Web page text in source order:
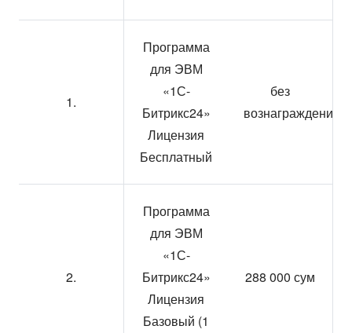
1.
Программа
для ЭВМ
«1С-
Битрикс24»
Лицензия
Бесплатный
без
вознаграждения
2.
Программа
для ЭВМ
«1С-
Битрикс24»
Лицензия
Базовый (1
288 000 сум